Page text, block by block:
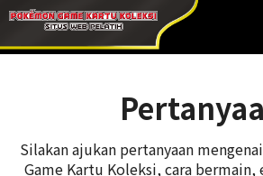
Silakan ajukan pertanyaan
Game Kartu Koleksi, cara bermain,